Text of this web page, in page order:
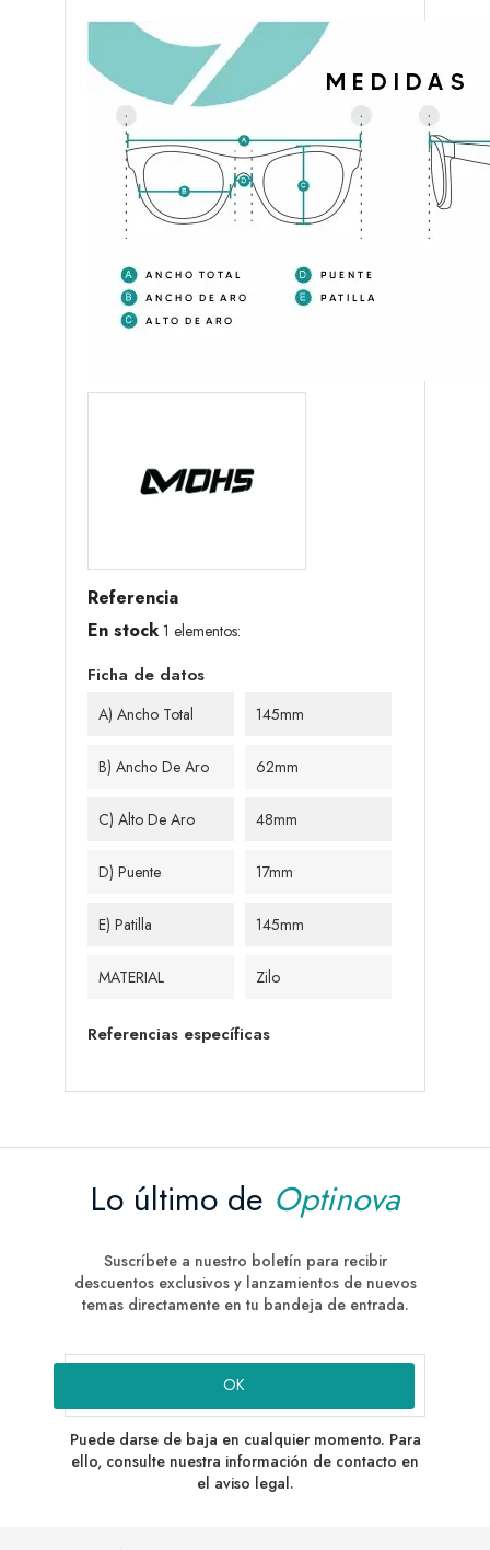
Referencia
En stock 1 elementos:
Ficha de datos
A) Ancho Total 145mm
B) Ancho De Aro 62mm
C) Alto De Aro 48mm
D) Puente 17mm
E) Patilla 145mm
MATERIAL Zilo
Referencias específicas
Lo último de Optinova
Suscríbete a nuestro boletín para recibir
descuentos exclusivos y lanzamientos de nuevos
temas directamente en tu bandeja de entrada.
Puede darse de baja en cualquier momento. Para
ello, consulte nuestra información de contacto en
el aviso legal.